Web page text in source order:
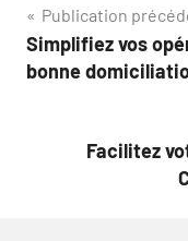
Navigation
de
Publication
Simplifiez vos
bonne
Facilitez